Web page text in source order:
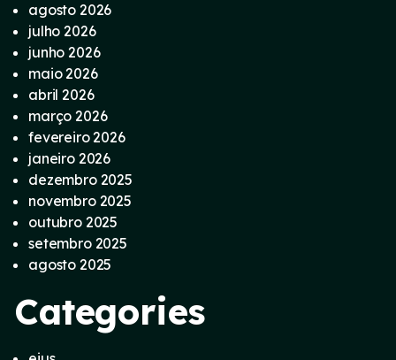
agosto 2026
julho 2026
junho 2026
maio 2026
abril 2026
março 2026
fevereiro 2026
janeiro 2026
dezembro 2025
novembro 2025
outubro 2025
setembro 2025
agosto 2025
Categories